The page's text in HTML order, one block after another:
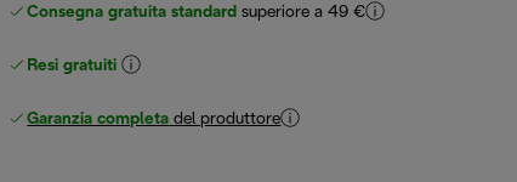
Consegna gratuita standard superiore a 49 €
Resi gratuiti
Garanzia completa del produttore